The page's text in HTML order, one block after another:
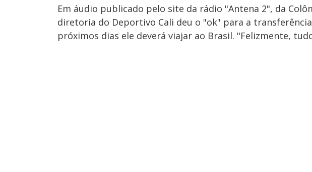
Em áudio publicado pelo site da rádio "Antena 2", da
diretoria do Deportivo Cali deu o "ok" para a
próximos dias ele deverá viajar ao Brasil. "Felizmente,